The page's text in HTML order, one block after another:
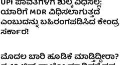
UPI ಪಾವತಿಗಳಿಗೆ ಶುಲ್ಕ ವಿಧಿಸಲ್ಲ:
ಯಾರಿಗೆ MDR ವಿಧಿಸಲಾಗುತ್ತದೆ
ಎಂಬುದನ್ನು ಬಹಿರಂಗಪಡಿಸಿದ ಕೇಂದ್ರ
ಸರ್ಕಾರ!
ಮೊದಲ ಬಾರಿ ಹೂಡಿಕೆ ಮಾಡ್ತಿದ್ದೀರಾ?